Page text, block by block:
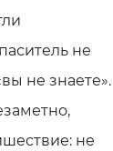
не
не знаете».
не